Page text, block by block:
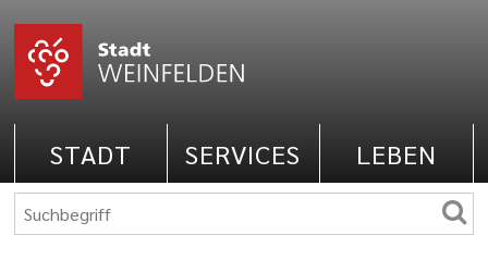
STADT SERVICES LEBEN